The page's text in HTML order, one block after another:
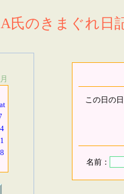
A氏のきまぐれ日
この日の
名前：